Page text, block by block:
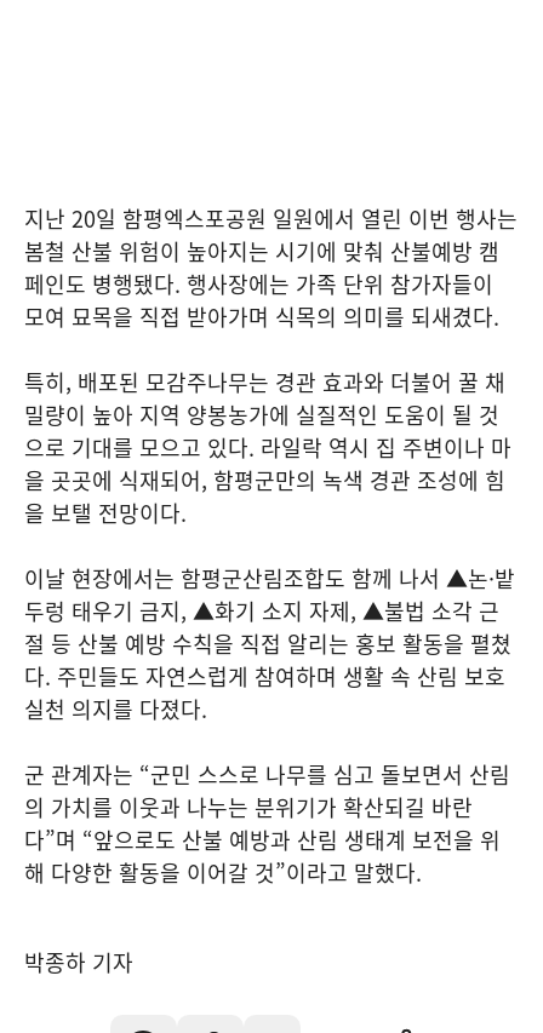
지난 20일 함평엑스포공원 일원에서 열린 이번 행사는
봄철 산불 위험이 높아지는 시기에 맞춰 산불예방 캠
페인도 병행됐다. 행사장에는 가족 단위 참가자들이
모여 묘목을 직접 받아가며 식목의 의미를 되새겼다.
특히, 배포된 모감주나무는 경관 효과와 더불어 꿀 채
밀량이 높아 지역 양봉농가에 실질적인 도움이 될 것
으로 기대를 모으고 있다. 라일락 역시 집 주변이나 마
을 곳곳에 식재되어, 함평군만의 녹색 경관 조성에 힘
을 보탤 전망이다.
이날 현장에서는 함평군산림조합도 함께 나서 ▲논·밭
두렁 태우기 금지, ▲화기 소지 자제, ▲불법 소각 근
절 등 산불 예방 수칙을 직접 알리는 홍보 활동을 펼쳤
다. 주민들도 자연스럽게 참여하며 생활 속 산림 보호
실천 의지를 다졌다.
군 관계자는 “군민 스스로 나무를 심고 돌보면서 산림
의 가치를 이웃과 나누는 분위기가 확산되길 바란
다”며 “앞으로도 산불 예방과 산림 생태계 보전을 위
해 다양한 활동을 이어갈 것”이라고 말했다.
박종하 기자